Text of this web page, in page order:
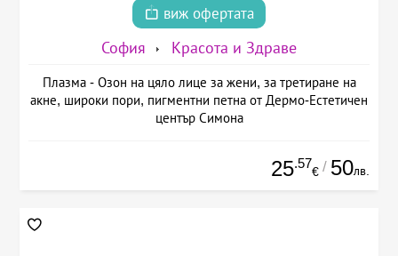
виж офертата
София Красота и Здраве
Плазма - Озон на цяло лице за жени, за третиране на
акне, широки пори, пигментни петна от Дермо-Естетичен
център Симона
25.57
€ / 50лв.